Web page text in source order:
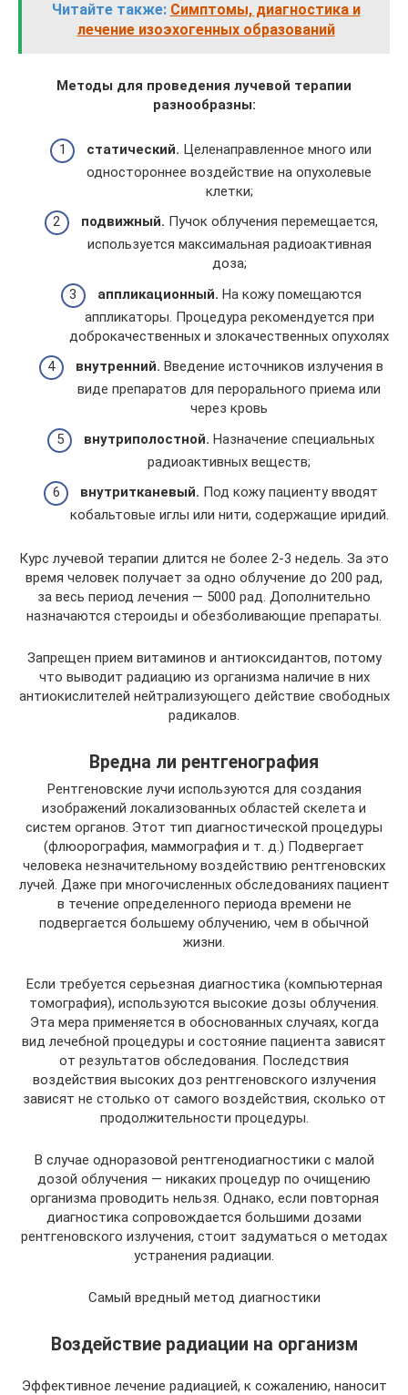
Читайте также: Симптомы, диагностика и
лечение изоэхогенных образований
Методы для проведения лучевой терапии
разнообразны:
статический. Целенаправленное много или
одностороннее воздействие на опухолевые
клетки;
подвижный. Пучок облучения перемещается,
используется максимальная радиоактивная
доза;
аппликационный. На кожу помещаются
аппликаторы. Процедура рекомендуется при
доброкачественных и злокачественных опухолях
внутренний. Введение источников излучения в
виде препаратов для перорального приема или
через кровь
внутриполостной. Назначение специальных
радиоактивных веществ;
внутритканевый. Под кожу пациенту вводят
кобальтовые иглы или нити, содержащие иридий.
Курс лучевой терапии длится не более 2-3 недель. За это
время человек получает за одно облучение до 200 рад,
за весь период лечения — 5000 рад. Дополнительно
назначаются стероиды и обезболивающие препараты.
Запрещен прием витаминов и антиоксидантов, потому
что выводит радиацию из организма наличие в них
антиокислителей нейтрализующего действие свободных
радикалов.
Вредна ли рентгенография
Рентгеновские лучи используются для создания
изображений локализованных областей скелета и
систем органов. Этот тип диагностической процедуры
(флюорография, маммография и т. д.) Подвергает
человека незначительному воздействию рентгеновских
лучей. Даже при многочисленных обследованиях пациент
в течение определенного периода времени не
подвергается большему облучению, чем в обычной
жизни.
Если требуется серьезная диагностика (компьютерная
томография), используются высокие дозы облучения.
Эта мера применяется в обоснованных случаях, когда
вид лечебной процедуры и состояние пациента зависят
от результатов обследования. Последствия
воздействия высоких доз рентгеновского излучения
зависят не столько от самого воздействия, сколько от
продолжительности процедуры.
В случае одноразовой рентгенодиагностики с малой
дозой облучения — никаких процедур по очищению
организма проводить нельзя. Однако, если повторная
диагностика сопровождается большими дозами
рентгеновского излучения, стоит задуматься о методах
устранения радиации.
Самый вредный метод диагностики
Воздействие радиации на организм
Эффективное лечение радиацией, к сожалению, наносит